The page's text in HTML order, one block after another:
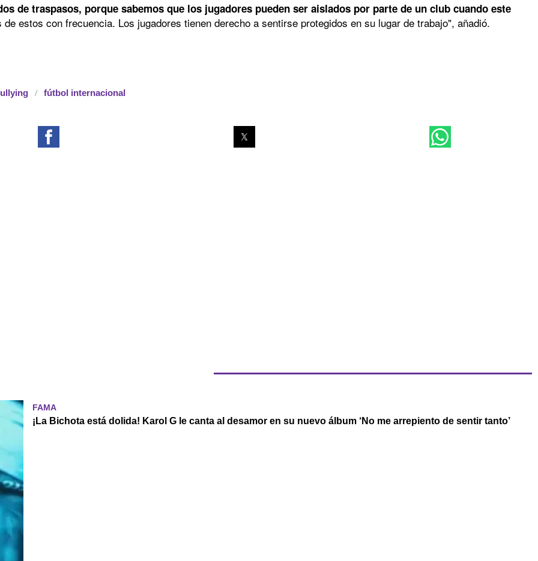
de traspasos, porque sabemos que los jugadores pueden ser aislados por parte de un club cuando este
estos con frecuencia. Los jugadores tienen derecho a sentirse protegidos en su lugar de trabajo", añadió.
fútbol internacional
FAMA
¡La Bichota está dolida! Karol G le canta al desamor en su nuevo álbum ‘No me arrepiento de sentir tanto’